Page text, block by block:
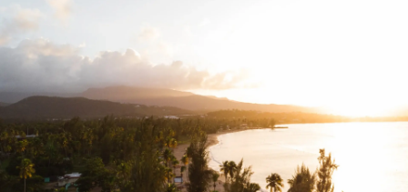
PEO
Ingewikkelde HR-taken eenvoudig uitbesteden
INFRASTRUCTUUR
Remote Embedded
HR naadloos in workflows integreren
GROEIFASE
Start-ups
Flexibele global HR en payroll solutions voor groeiende
bedrijven
Mid-market
Teams uitbreiden met HR solutions op maat
internationale zzp'ers
LEREN MET REMOTE
Onderzoek en gidsen
Casestudy's
Français
Deutsch
Español